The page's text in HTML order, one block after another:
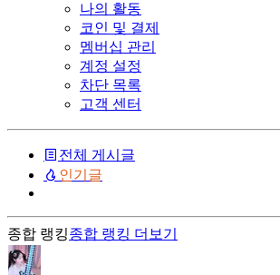
나의 활동
코인 및 결제
멤버십 관리
계정 설정
차단 목록
고객 센터
전체 게시글
인기글
종합 랭킹종합 랭킹 더보기